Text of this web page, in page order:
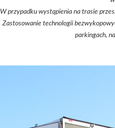
W przypadku wystąpienia na trasie
Zastosowanie technologii
parkingach,